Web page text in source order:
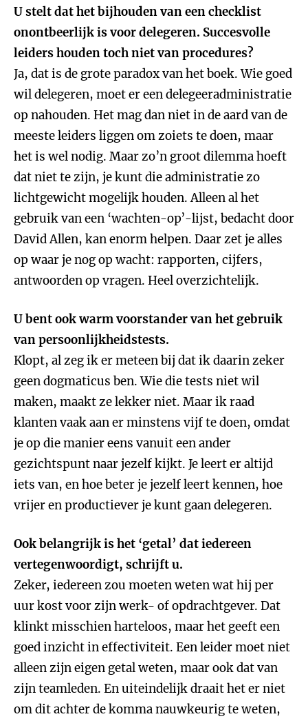
U stelt dat het bijhouden van een checklist
onontbeerlijk is voor delegeren. Succesvolle
leiders houden toch niet van procedures?
Ja, dat is de grote paradox van het boek. Wie goed
wil delegeren, moet er een delegeeradministratie
op nahouden. Het mag dan niet in de aard van de
meeste leiders liggen om zoiets te doen, maar
het is wel nodig. Maar zo’n groot dilemma hoeft
dat niet te zijn, je kunt die administratie zo
lichtgewicht mogelijk houden. Alleen al het
gebruik van een ‘wachten-op’-lijst, bedacht door
David Allen, kan enorm helpen. Daar zet je alles
op waar je nog op wacht: rapporten, cijfers,
antwoorden op vragen. Heel overzichtelijk.
U bent ook warm voorstander van het gebruik
van persoonlijkheidstests.
Klopt, al zeg ik er meteen bij dat ik daarin zeker
geen dogmaticus ben. Wie die tests niet wil
maken, maakt ze lekker niet. Maar ik raad
klanten vaak aan er minstens vijf te doen, omdat
je op die manier eens vanuit een ander
gezichtspunt naar jezelf kijkt. Je leert er altijd
iets van, en hoe beter je jezelf leert kennen, hoe
vrijer en productiever je kunt gaan delegeren.
Ook belangrijk is het ‘getal’ dat iedereen
vertegenwoordigt, schrijft u.
Zeker, iedereen zou moeten weten wat hij per
uur kost voor zijn werk- of opdrachtgever. Dat
klinkt misschien harteloos, maar het geeft een
goed inzicht in effectiviteit. Een leider moet niet
alleen zijn eigen getal weten, maar ook dat van
zijn teamleden. En uiteindelijk draait het er niet
om dit achter de komma nauwkeurig te weten,